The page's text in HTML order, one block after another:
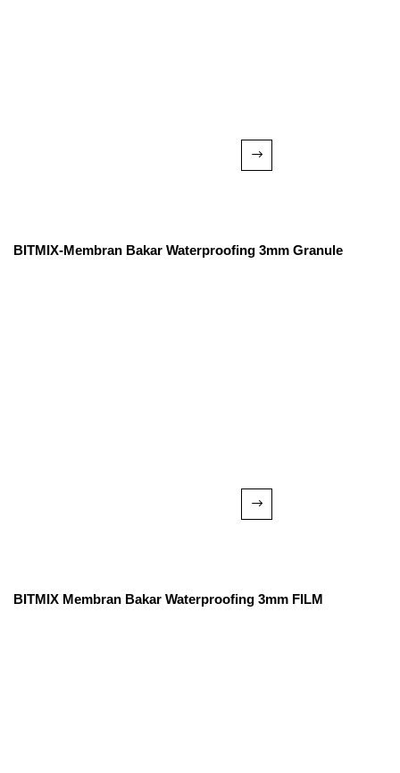
BITMIX-Membran Bakar Waterproofing 3mm Granule
BITMIX Membran Bakar Waterproofing 3mm FILM